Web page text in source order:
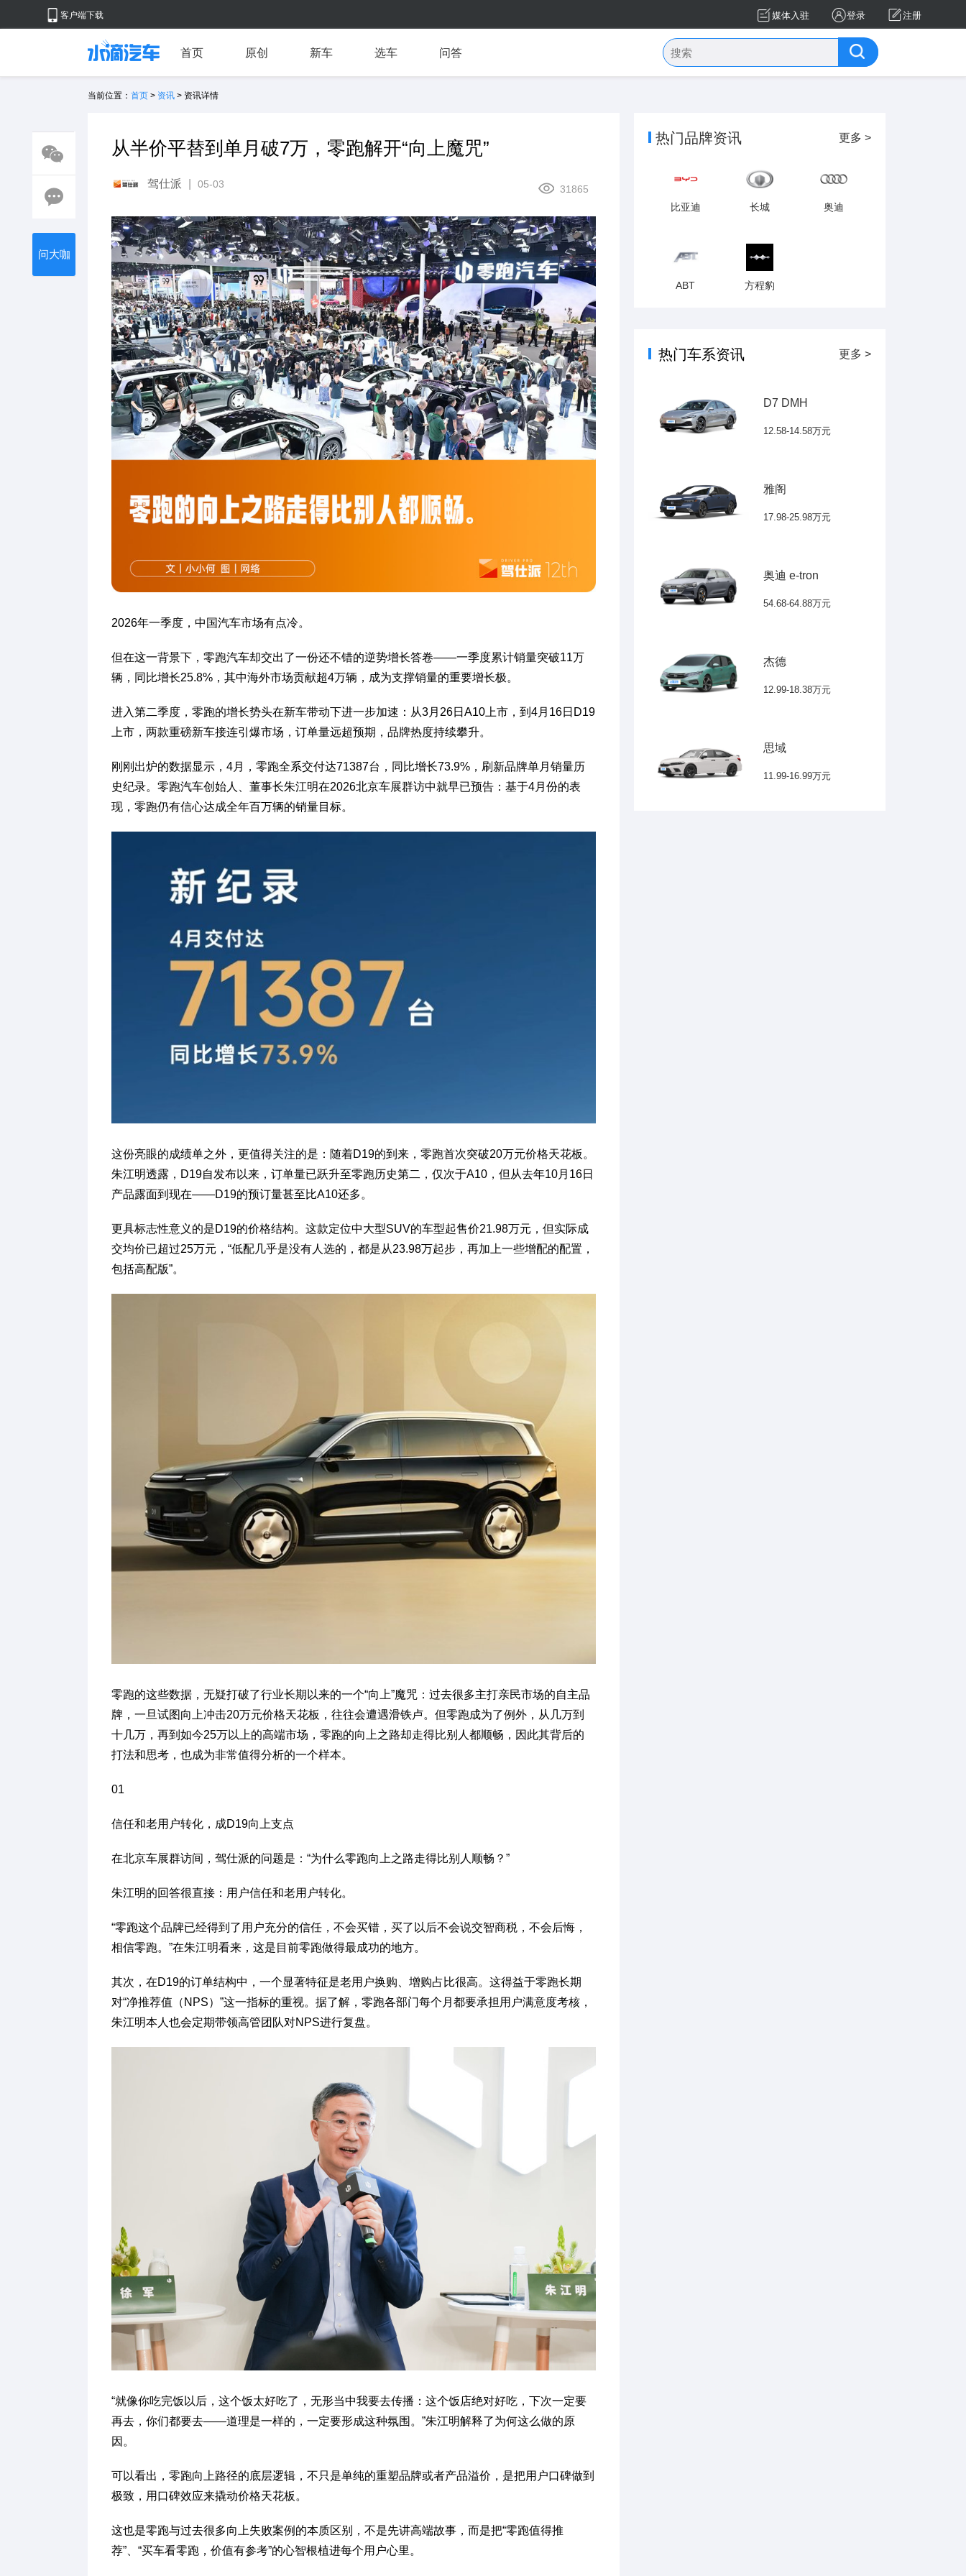
客户端下载 媒体入驻 登录 注册
首页 原创 新车 选车 问答
当前位置： 首页 > 资讯 > 资讯详情
问大咖
从半价平替到单月破7万，零跑解开“向上魔咒”
驾仕派 05-03 31865
2026年一季度，中国汽车市场有点冷。
但在这一背景下，零跑汽车却交出了一份还不错的逆势增长答卷——一季度累计销量突破11万
辆，同比增长25.8%，其中海外市场贡献超4万辆，成为支撑销量的重要增长极。
进入第二季度，零跑的增长势头在新车带动下进一步加速：从3月26日A10上市，到4月16日D19
上市，两款重磅新车接连引爆市场，订单量远超预期，品牌热度持续攀升。
刚刚出炉的数据显示，4月，零跑全系交付达71387台，同比增长73.9%，刷新品牌单月销量历
史纪录。零跑汽车创始人、董事长朱江明在2026北京车展群访中就早已预告：基于4月份的表
现，零跑仍有信心达成全年百万辆的销量目标。
这份亮眼的成绩单之外，更值得关注的是：随着D19的到来，零跑首次突破20万元价格天花板。
朱江明透露，D19自发布以来，订单量已跃升至零跑历史第二，仅次于A10，但从去年10月16日
产品露面到现在——D19的预订量甚至比A10还多。
更具标志性意义的是D19的价格结构。这款定位中大型SUV的车型起售价21.98万元，但实际成
交均价已超过25万元，“低配几乎是没有人选的，都是从23.98万起步，再加上一些增配的配置，
包括高配版”。
零跑的这些数据，无疑打破了行业长期以来的一个“向上”魔咒：过去很多主打亲民市场的自主品
牌，一旦试图向上冲击20万元价格天花板，往往会遭遇滑铁卢。但零跑成为了例外，从几万到
十几万，再到如今25万以上的高端市场，零跑的向上之路却走得比别人都顺畅，因此其背后的
打法和思考，也成为非常值得分析的一个样本。
01
信任和老用户转化，成D19向上支点
在北京车展群访间，驾仕派的问题是：“为什么零跑向上之路走得比别人顺畅？”
朱江明的回答很直接：用户信任和老用户转化。
“零跑这个品牌已经得到了用户充分的信任，不会买错，买了以后不会说交智商税，不会后悔，
相信零跑。”在朱江明看来，这是目前零跑做得最成功的地方。
其次，在D19的订单结构中，一个显著特征是老用户换购、增购占比很高。这得益于零跑长期
对“净推荐值（NPS）”这一指标的重视。据了解，零跑各部门每个月都要承担用户满意度考核，
朱江明本人也会定期带领高管团队对NPS进行复盘。
“就像你吃完饭以后，这个饭太好吃了，无形当中我要去传播：这个饭店绝对好吃，下次一定要
再去，你们都要去——道理是一样的，一定要形成这种氛围。”朱江明解释了为何这么做的原
因。
可以看出，零跑向上路径的底层逻辑，不只是单纯的重塑品牌或者产品溢价，是把用户口碑做到
极致，用口碑效应来撬动价格天花板。
这也是零跑与过去很多向上失败案例的本质区别，不是先讲高端故事，而是把“零跑值得推
荐”、“买车看零跑，价值有参考”的心智根植进每个用户心里。
热门品牌资讯 更多 >
比亚迪 长城 奥迪
ABT 方程豹
热门车系资讯 更多 >
D7 DMH
12.58-14.58万元
雅阁
17.98-25.98万元
奥迪 e-tron
54.68-64.88万元
杰德
12.99-18.38万元
思域
11.99-16.99万元